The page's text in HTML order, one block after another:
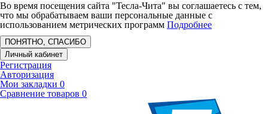
Во время посещения сайта "Тесла-Чита" вы соглашаетесь с тем,
что мы обрабатываем ваши персональные данные с
использованием метрических программ Подробнее
ПОНЯТНО, СПАСИБО
Личный кабинет
Регистрация
Авторизация
Мои закладки 0
Сравнение товаров 0